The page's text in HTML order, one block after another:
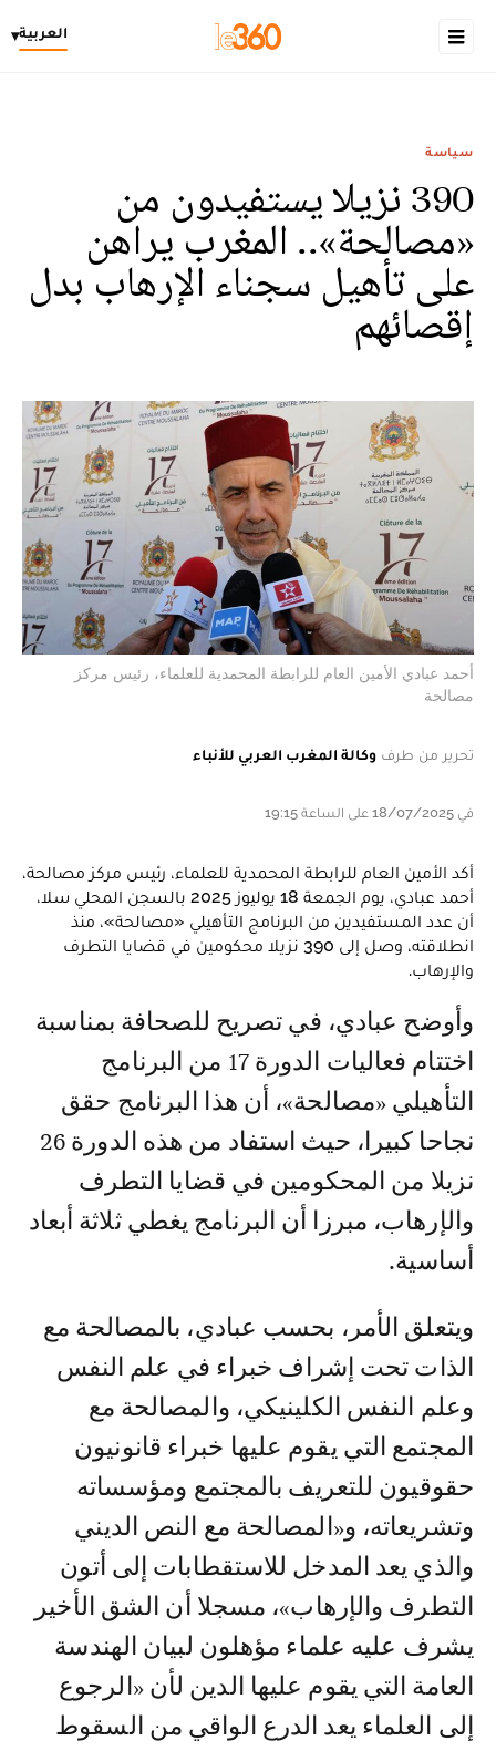
العربية▾
سياسة
390 نزيلا يستفيدون من
«مصالحة».. المغرب يراهن
على تأهيل سجناء الإرهاب بدل
إقصائهم
أحمد عبادي الأمين العام للرابطة المحمدية للعلماء، رئيس مركز
مصالحة
تحرير من طرف وكالة المغرب العربي للأنباء
في 18/07/2025 على الساعة 19:15
أكد الأمين العام للرابطة المحمدية للعلماء، رئيس مركز مصالحة،
أحمد عبادي، يوم الجمعة 18 يوليوز 2025 بالسجن المحلي سلا،
أن عدد المستفيدين من البرنامج التأهيلي «مصالحة»، منذ
انطلاقته، وصل إلى 390 نزيلا محكومين في قضايا التطرف
والإرهاب.
وأوضح عبادي، في تصريح للصحافة بمناسبة
اختتام فعاليات الدورة 17 من البرنامج
التأهيلي «مصالحة»، أن هذا البرنامج حقق
نجاحا كبيرا، حيث استفاد من هذه الدورة 26
نزيلا من المحكومين في قضايا التطرف
والإرهاب، مبرزا أن البرنامج يغطي ثلاثة أبعاد
أساسية.
ويتعلق الأمر، بحسب عبادي، بالمصالحة مع
الذات تحت إشراف خبراء في علم النفس
وعلم النفس الكلينيكي، والمصالحة مع
المجتمع التي يقوم عليها خبراء قانونيون
حقوقيون للتعريف بالمجتمع ومؤسساته
وتشريعاته، و«المصالحة مع النص الديني
والذي يعد المدخل للاستقطابات إلى أتون
التطرف والإرهاب»، مسجلا أن الشق الأخير
يشرف عليه علماء مؤهلون لبيان الهندسة
العامة التي يقوم عليها الدين لأن «الرجوع
إلى العلماء يعد الدرع الواقي من السقوط